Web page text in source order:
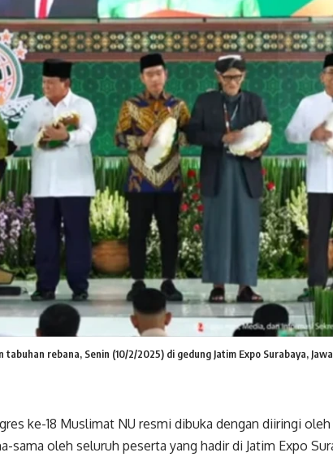
rebana, Senin (10/2/2025) di gedung Jatim Expo Surabaya,
ke-18 Muslimat NU resmi dibuka dengan diiringi oleh
sama oleh seluruh peserta yang hadir di Jatim Expo